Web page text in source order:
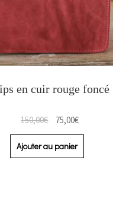
en cuir rouge foncé
150,00€ 75,00€
Ajouter au panier